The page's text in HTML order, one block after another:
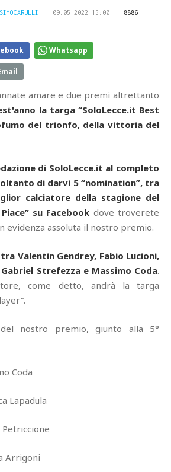
09.05.2022 15:00
8886
Whatsapp
amare e due premi altrettanto
la targa “SoloLecce.it Best
del trionfo, della vittoria del
di SoloLecce.it al completo
di darvi 5 “nomination”, tra
calciatore della stagione del
su Facebook dove troverete
evidenza assoluta il nostro premio.
Valentin Gendrey, Fabio Lucioni,
Strefezza e Massimo Coda.
come detto, andrà la targa
nostro premio, giunto alla 5°
Coda
Lapadula
Petriccione
Arrigoni